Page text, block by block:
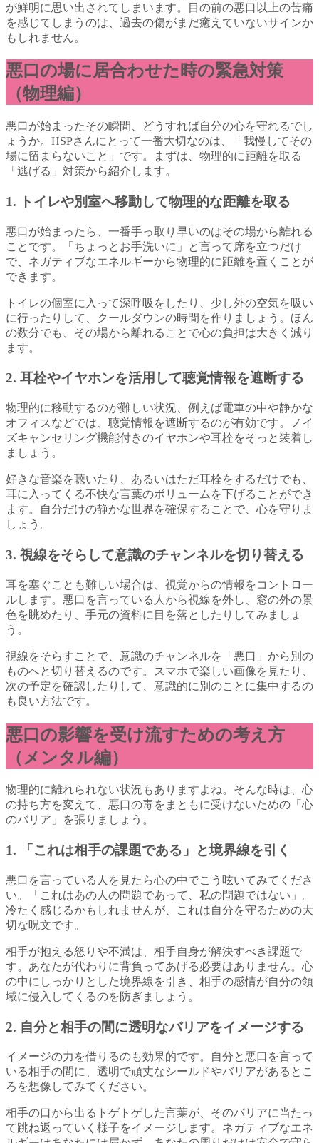
が鮮明に思い出されてしまいます。目の前の悪口以上の苦痛
を感じてしまうのは、過去の傷がまだ癒えていないサインか
もしれません。
悪口の場に居合わせた時の緊急対策
（物理編）
悪口が始まったその瞬間、どうすれば自分の心を守れるでし
ょうか。HSPさんにとって一番大切なのは、「我慢してその
場に留まらないこと」です。まずは、物理的に距離を取る
「逃げる」対策から紹介します。
1. トイレや別室へ移動して物理的な距離を取る
悪口が始まったら、一番手っ取り早いのはその場から離れる
ことです。「ちょっとお手洗いに」と言って席を立つだけ
で、ネガティブなエネルギーから物理的に距離を置くことが
できます。
トイレの個室に入って深呼吸をしたり、少し外の空気を吸い
に行ったりして、クールダウンの時間を作りましょう。ほん
の数分でも、その場から離れることで心の負担は大きく減り
ます。
2. 耳栓やイヤホンを活用して聴覚情報を遮断する
物理的に移動するのが難しい状況、例えば電車の中や静かな
オフィスなどでは、聴覚情報を遮断するのが有効です。ノイ
ズキャンセリング機能付きのイヤホンや耳栓をそっと装着し
ましょう。
好きな音楽を聴いたり、あるいはただ耳栓をするだけでも、
耳に入ってくる不快な言葉のボリュームを下げることができ
ます。自分だけの静かな世界を確保することで、心を守りま
しょう。
3. 視線をそらして意識のチャンネルを切り替える
耳を塞ぐことも難しい場合は、視覚からの情報をコントロー
ルします。悪口を言っている人から視線を外し、窓の外の景
色を眺めたり、手元の資料に目を落としたりしてみましょ
う。
視線をそらすことで、意識のチャンネルを「悪口」から別の
ものへと切り替えるのです。スマホで楽しい画像を見たり、
次の予定を確認したりして、意識的に別のことに集中するの
も良い方法です。
悪口の影響を受け流すための考え方
（メンタル編）
物理的に離れられない状況もありますよね。そんな時は、心
の持ち方を変えて、悪口の毒をまともに受けないための「心
のバリア」を張りましょう。
1. 「これは相手の課題である」と境界線を引く
悪口を言っている人を見たら心の中でこう呟いてみてくださ
い。「これはあの人の問題であって、私の問題ではない」。
冷たく感じるかもしれませんが、これは自分を守るための大
切な呪文です。
相手が抱える怒りや不満は、相手自身が解決すべき課題で
す。あなたが代わりに背負ってあげる必要はありません。心
の中にしっかりとした境界線を引き、相手の感情が自分の領
域に侵入してくるのを防ぎましょう。
2. 自分と相手の間に透明なバリアをイメージする
イメージの力を借りるのも効果的です。自分と悪口を言って
いる相手の間に、透明で頑丈なシールドやバリアがあるとこ
ろを想像してみてください。
相手の口から出るトゲトゲした言葉が、そのバリアに当たっ
て跳ね返っていく様子をイメージします。ネガティブなエネ